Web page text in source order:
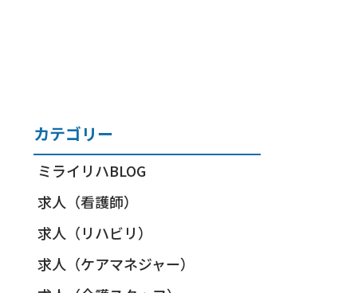
カテゴリー
ミライリハBLOG
求人（看護師）
求人（リハビリ）
求人（ケアマネジャー）